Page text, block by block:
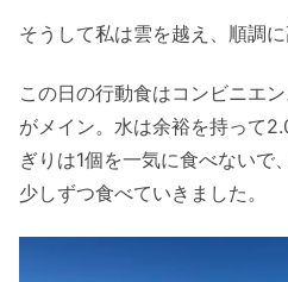
そうして私は雲を越え、順調
この日の行動食はコンビニエ
がメイン。水は余裕を持って
ぎりは1個を一気に食べないで
少しずつ食べていきました。